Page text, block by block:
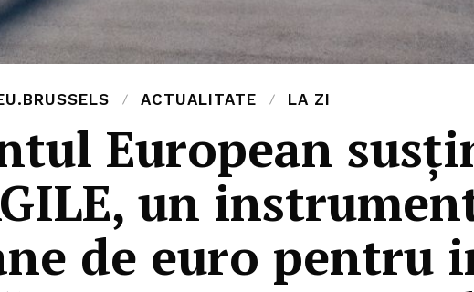
ACTUALITATE LA ZI
European
un
de euro pentru